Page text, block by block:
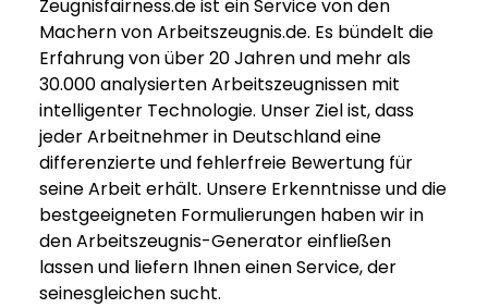
Zeugnisfairness.de ist ein Service von den
Machern von Arbeitszeugnis.de. Es bündelt die
Erfahrung von über 20 Jahren und mehr als
30.000 analysierten Arbeitszeugnissen mit
intelligenter Technologie. Unser Ziel ist, dass
jeder Arbeitnehmer in Deutschland eine
differenzierte und fehlerfreie Bewertung für
seine Arbeit erhält. Unsere Erkenntnisse und die
bestgeeigneten Formulierungen haben wir in
den Arbeitszeugnis-Generator einfließen
lassen und liefern Ihnen einen Service, der
seinesgleichen sucht.